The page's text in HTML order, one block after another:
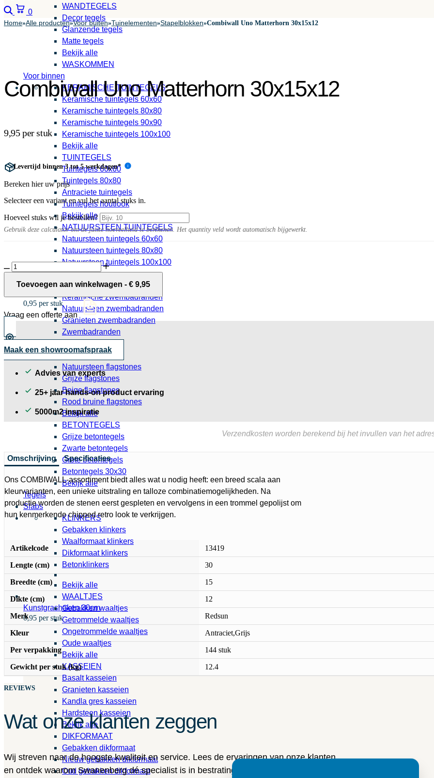
0,95 per stuk
Kunstgrashaken 30cm
0,95 per stuk
WANDTEGELS
Decor tegels
Glanzende tegels
Matte tegels
Bekijk alle
WASKOMMEN
Voor binnen
KERAMISCHE TUINTEGELS
Keramische tuintegels 60x60
Keramische tuintegels 80x80
Keramische tuintegels 90x90
Keramische tuintegels 100x100
Bekijk alle
TUINTEGELS
Tuintegels 60x60
Tuintegels 80x80
Antraciete tuintegels
Tuintegels houtlook
Bekijk alle
NATUURSTEEN TUINTEGELS
Natuursteen tuintegels 60x60
Natuursteen tuintegels 80x80
Natuursteen tuintegels 100x100
Bekijk alle
ZWEMBADRAND TEGELS
Keramische zwembadranden
Natuursteen zwembadranden
Granieten zwembadranden
Zwembadranden
FLAGSTONES
Natuursteen flagstones
Grijze flagstones
Beige flagstones
Rood bruine flagstones
Bekijk alle
BETONTEGELS
Grijze betontegels
Zwarte betontegels
Grote betontegels
Betontegels 30x30
Bekijk alle
Tegels
Slabs
KLINKERS
Gebakken klinkers
Waalformaat klinkers
Dikformaat klinkers
Betonklinkers
Bekijk alle
WAALTJES
Gebakken waaltjes
Getrommelde waaltjes
Ongetrommelde waaltjes
Oude waaltjes
Bekijk alle
KASSEIEN
Basalt kasseien
Granieten kasseien
Kandla gres kasseien
Hardsteen kasseien
Bekijk alle
DIKFORMAAT
Gebakken dikformaat
Nieuw gebakken dikformaat
Oud gebakken dikformaat
Zoeken
0 Winkelwagen
Home»Alle producten»Voor buiten»Tuinelementen»Stapelblokken»Combiwall Uno Matterhorn 30x15x12
Combiwall Uno Matterhorn 30x15x12
9,95 per stuk
Levertijd binnen 3 tot 5 werkdagen* i
Bereken hier uw prijs
Selecteer een variant en vul het aantal stuks in.
Hoeveel stuks wil je bestellen?
Gebruik deze calculator om de juiste hoeveelheid te berekenen. Het quantity veld wordt automatisch bijgewerkt.
Combiwall
Uno
Matterhorn
aantal
Toevoegen aan winkelwagen - € 9,95
Vraag een offerte aan
Maak een showroomafspraak
Advies van experts
25+ jaar hands-on product ervaring
5000m2 inspiratie
Verzendkosten worden berekend bij het invullen van het
Omschrijving Specificaties
Ons COMBIWALL-assortiment biedt alles wat u nodig heeft: een breed scala aan
kleurvarianten, een unieke uitstraling en talloze combinatiemogelijkheden. Na
productie worden de stenen eerst gespleten en vervolgens in een trommel gepolijst om
hun kenmerkende chipped retro look te verkrijgen.
Artikelcode 13419
Lengte (cm) 30
Breedte (cm) 15
Dikte (cm) 12
Merk Redsun
Kleur Antraciet,Grijs
Per verpakking 144 stuk
Gewicht per stuk (kg) 12.4
REVIEWS
Wat onze klanten zeggen
Wij streven naar de hoogste kwaliteit en service. Lees de ervaringen van onze klanten
en ontdek waarom Swanenberg dé specialist is in bestrating en tegels.